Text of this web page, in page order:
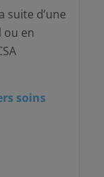
suite d’une
ou en
soins